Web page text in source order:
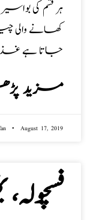
ہر قسم کی
کھانے والی
جاتا ہے
مزید
August 17, 2019